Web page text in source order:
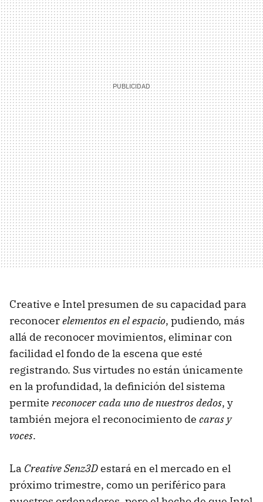
Creative e Intel presumen de su capacidad para
reconocerelementos en el espacio, pudiendo, más
allá de reconocer movimientos, eliminar con
facilidad el fondo de la escena que esté
registrando. Sus virtudes no están únicamente
en la profundidad, la definición del sistema
permite reconocer cada uno de nuestros dedos, y
también mejora el reconocimiento de caras y
voces.
La Creative Senz3Destará en el mercado en el
próximo trimestre, como un periférico para